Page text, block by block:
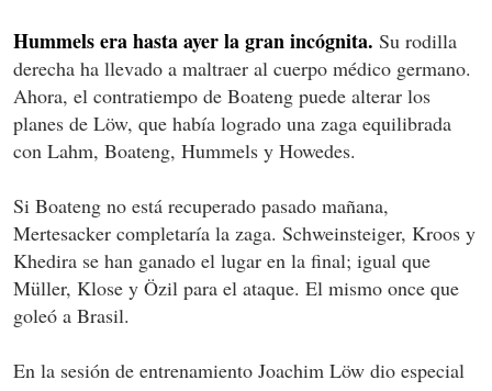
Hummels era hasta ayer la gran incógnita. Su rodilla
derecha ha llevado a maltraer al cuerpo médico germano.
Ahora, el contratiempo de Boateng puede alterar los
planes de Löw, que había logrado una zaga equilibrada
con Lahm, Boateng, Hummels y Howedes.
Si Boateng no está recuperado pasado mañana,
Mertesacker completaría la zaga. Schweinsteiger, Kroos y
Khedira se han ganado el lugar en la final; igual que
Müller, Klose y Özil para el ataque. El mismo once que
goleó a Brasil.
En la sesión de entrenamiento Joachim Löw dio especial